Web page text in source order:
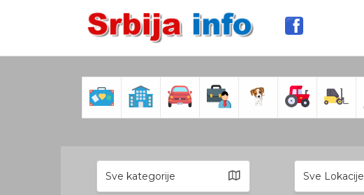
Sve kategorije Sve Lokacije